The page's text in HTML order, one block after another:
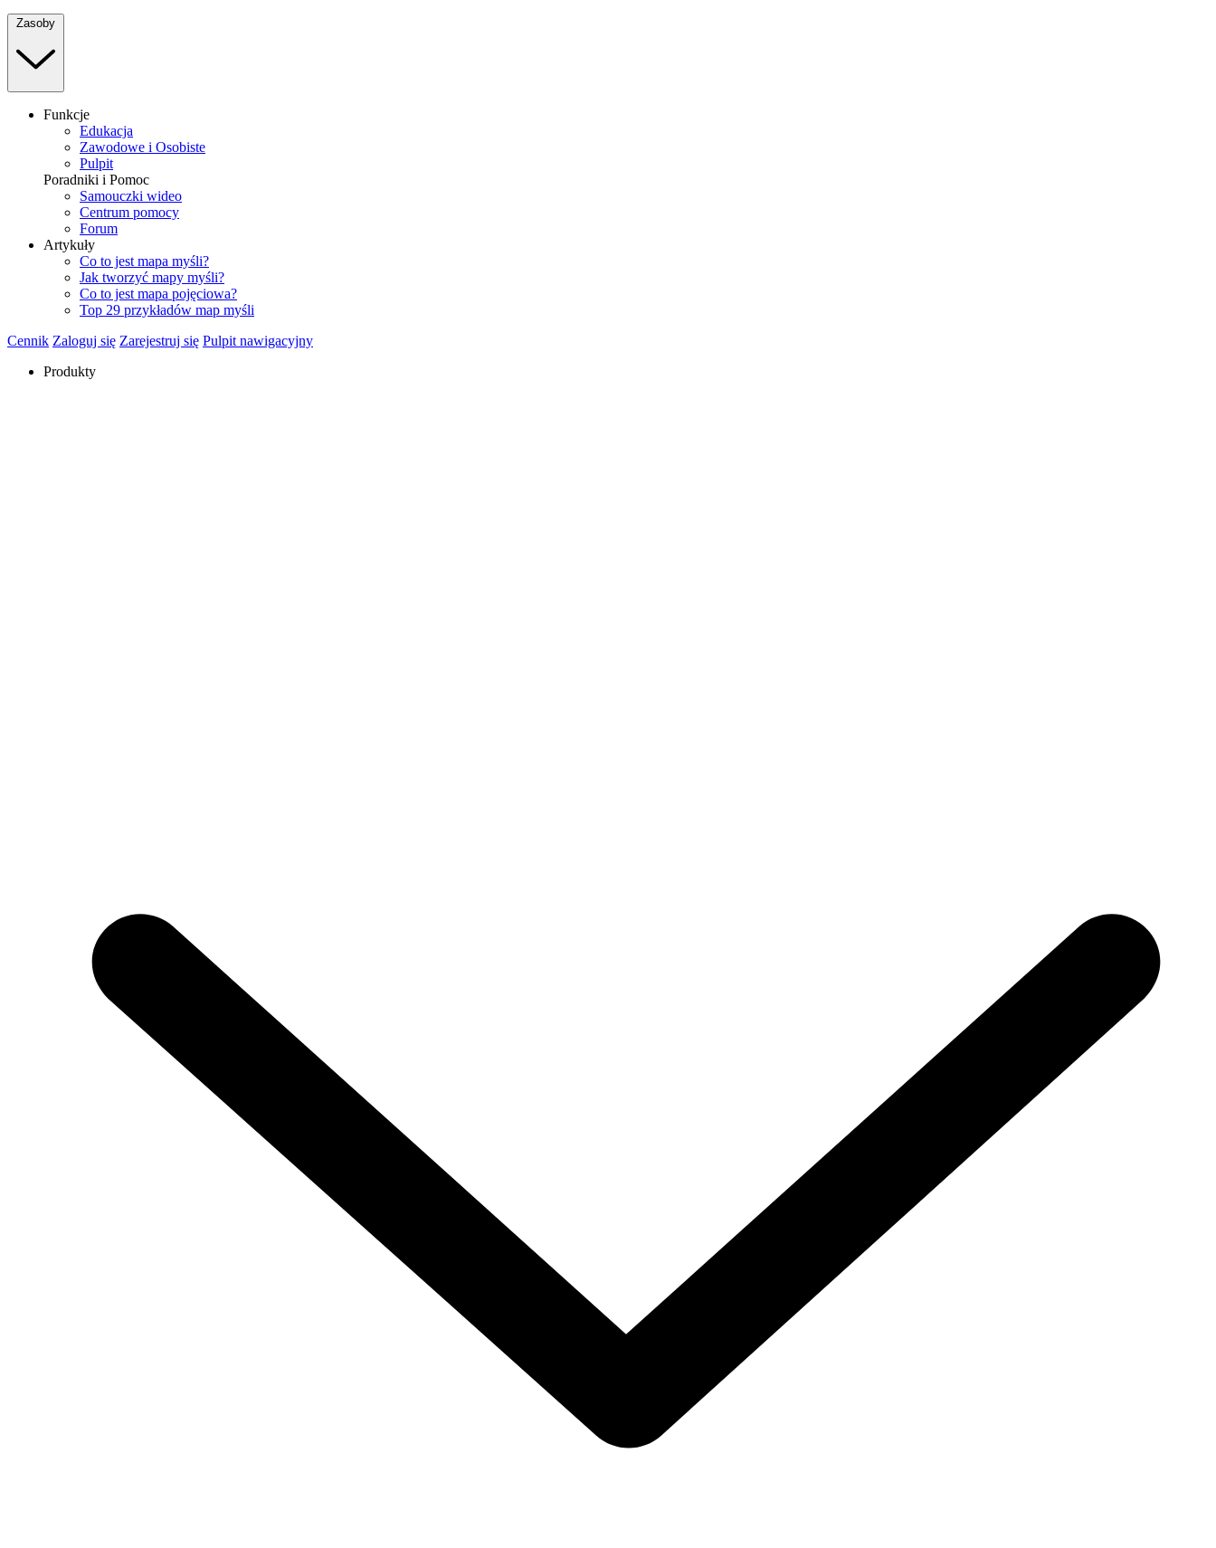
Zasoby
Funkcje
Edukacja
Zawodowe i Osobiste
Pulpit
Poradniki i Pomoc
Samouczki wideo
Centrum pomocy
Forum
Artykuły
Co to jest mapa myśli?
Jak tworzyć mapy myśli?
Co to jest mapa pojęciowa?
Top 29 przykładów map myśli
Cennik Zaloguj się Zarejestruj się Pulpit nawigacyjny
Produkty